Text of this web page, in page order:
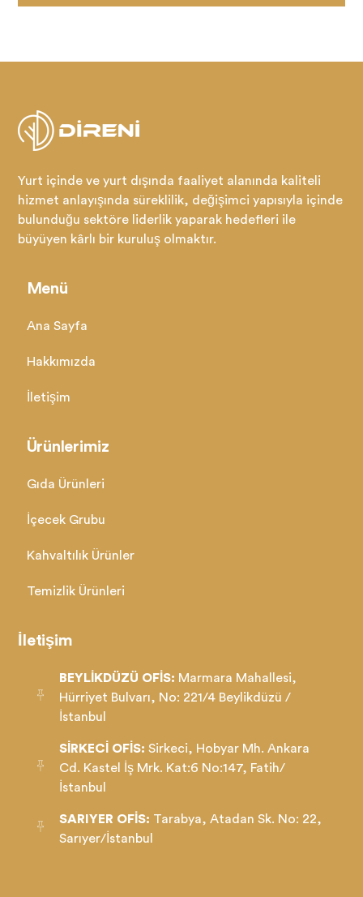
Yurt içinde ve yurt dışında faaliyet alanında kaliteli
hizmet anlayışında süreklilik, değişimci yapısıyla içinde
bulunduğu sektöre liderlik yaparak hedefleri ile
büyüyen kârlı bir kuruluş olmaktır.
Menü
Ana Sayfa
Hakkımızda
İletişim
Ürünlerimiz
Gıda Ürünleri
İçecek Grubu
Kahvaltılık Ürünler
Temizlik Ürünleri
İletişim
BEYLİKDÜZÜ OFİS: Marmara Mahallesi,
Hürriyet Bulvarı, No: 221/4 Beylikdüzü /
İstanbul
SİRKECİ OFİS: Sirkeci, Hobyar Mh. Ankara
Cd. Kastel İş Mrk. Kat:6 No:147, Fatih/
İstanbul
SARIYER OFİS: Tarabya, Atadan Sk. No: 22,
Sarıyer/İstanbul